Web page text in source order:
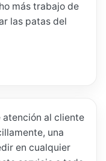
más trabajo de
las patas del
atención al cliente
una
en cualquier